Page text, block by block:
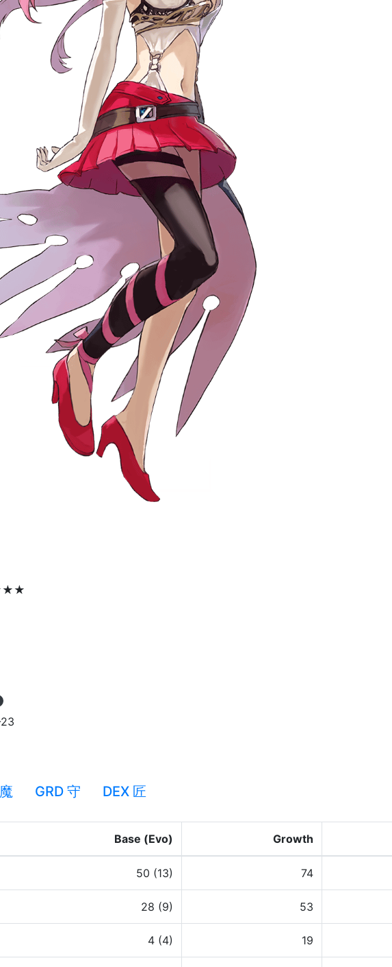
GRD 守 DEX 匠
Base (Evo) Growth
50 (13) 74
28 (9) 53
4 (4) 19